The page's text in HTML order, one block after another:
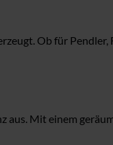
Ob für
aus. Mit einem